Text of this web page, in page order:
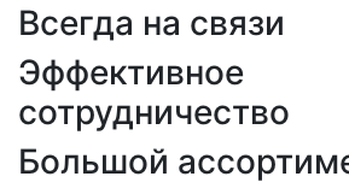
Всегда на связи
Эффективное
сотрудничество
Большой